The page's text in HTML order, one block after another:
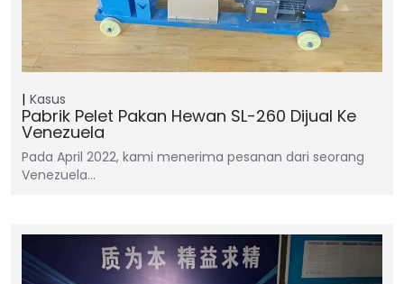
Kasus
Pabrik Pelet Pakan Hewan SL-260 Dijual Ke
Venezuela
Pada April 2022, kami menerima pesanan dari seorang
Venezuela…